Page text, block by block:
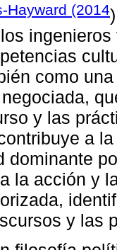
Hayward (2014
como
y las
a
dominante
la acción y
y las